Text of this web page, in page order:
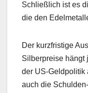
Schließlich ist es
die den
Der kurzfristige
Silberpreise hängt
der US-Geldpolitik
auch die